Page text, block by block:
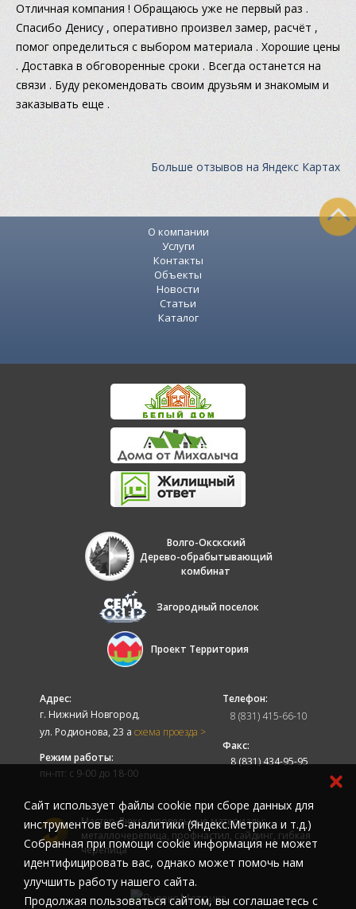
Отличная компания ! Обращаюсь уже не первый раз .
Спасибо Денису , оперативно произвел замер, расчёт ,
помог определиться с выбором материала . Хорошие цены
. Доставка в обговоренные сроки . Всегда останется на
связи . Буду рекомендовать своим друзьям и знакомым и
заказывать еще .
Больше отзывов на Яндекс Картах
О компании
Услуги
Контакты
Объекты
Новости
Статьи
Каталог
Волго-Окскский
Дерево-обрабытывающий
комбинат
Загородный поселок
Проект Территория
Адрес:
г. Нижний Новгород,
ул. Родионова, 23 а схема проезда >
Режим работы:
пн-пт: с 9-00 до 18-00
Телефон:
8 (831) 415-66-10
Факс:
8 (831) 434-95-95
Мастер-Люкс - кровельные материалы:
металлочерепица, профнастил, сайдинг, гибкая
черепица
Cайт использует файлы cookie при сборе данных для
инструментов веб-аналитики (Яндекс.Метрика и т.д.)
Собранная при помощи cookie информация не может
идентифицировать вас, однако может помочь нам
улучшить работу нашего сайта.
Продолжая пользоваться сайтом, вы соглашаетесь с